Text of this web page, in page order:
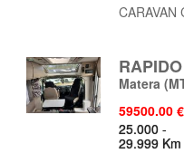
CARAVAN
Matera
59500.00 €
25.000 -
29.999 Km